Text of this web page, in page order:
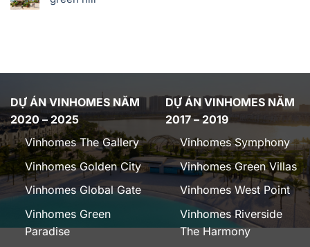
DỰ ÁN VINHOMES NĂM
2020 – 2025
Vinhomes The Gallery
Vinhomes Golden City
Vinhomes Global Gate
Vinhomes Green
Paradise
DỰ ÁN VINHOMES NĂM
2017 – 2019
Vinhomes Symphony
Vinhomes Green Villas
Vinhomes West Point
Vinhomes Riverside
The Harmony